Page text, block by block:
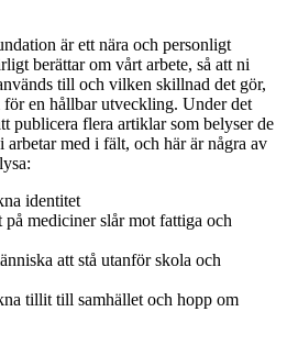
är ett nära och personligt
berättar om vårt arbete, så att ni
till och vilken skillnad det gör,
en hållbar utveckling. Under det
publicera flera artiklar som belyser de
arbetar med i fält, och här är några av
identitet
mediciner slår mot fattiga och
att stå utanför skola och
tillit till samhället och hopp om